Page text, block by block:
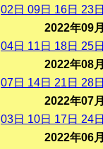
02 日 09日 16日 23日
2022年09月
04日 11 日 18日 25日
2022年08月
07日 14日 21 日 28日
2022年07月
03日 10日 17日 24日
2022年06月